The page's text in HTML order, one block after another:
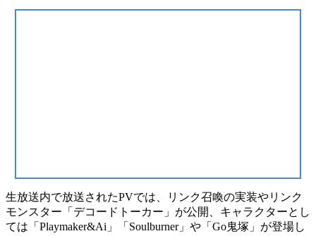
生放送内で放送されたPVでは、 リンク召喚の実装やリンク
モンスター「デコードトーカー」 が公開、キャラクターとし
ては 「Playmaker&Ai」「Soulburner」 や 「Go鬼塚」 が登場し